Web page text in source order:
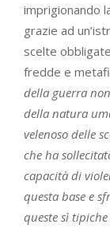
imprigionando
grazie ad
scelte
fredde e
della guerra
della natura
velenoso delle
che ha
capacità di
questa base e
queste sì